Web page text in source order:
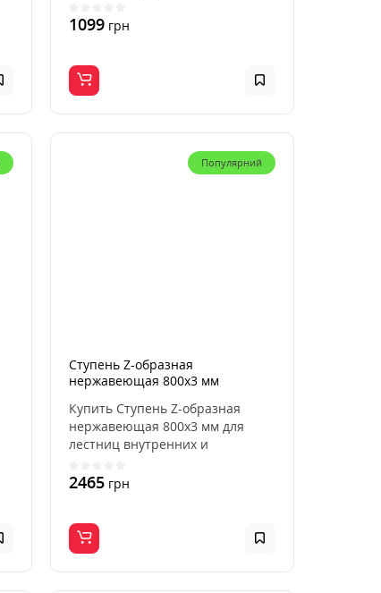
1099 грн
Популярний
Ступень Z-образная
нержавеющая 800x3 мм
Купить Ступень Z-образная
нержавеющая 800x3 мм для
лестниц внутренних и
2465 грн